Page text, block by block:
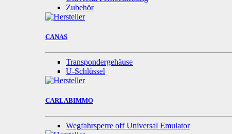
Zubehör
CANAS
Transpondergehäuse
U-Schlüssel
CARLABIMMO
Wegfahrsperre off Universal Emulator